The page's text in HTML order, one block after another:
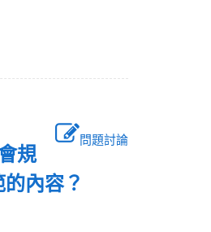
問題討論
規
內容？